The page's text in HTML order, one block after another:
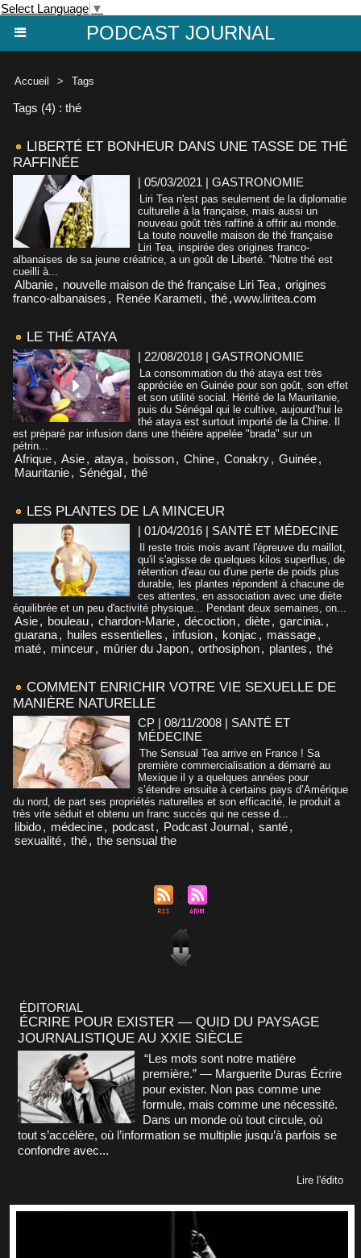
Select Language ▼
PODCAST JOURNAL
Accueil > Tags
Tags (4) : thé
LIBERTÉ ET BONHEUR DANS UNE TASSE DE THÉ
RAFFINÉE
| 05/03/2021 | GASTRONOMIE
Liri Tea n'est pas seulement de la diplomatie
culturelle à la française, mais aussi un
nouveau goût très raffiné à offrir au monde.
La toute nouvelle maison de thé française
Liri Tea, inspirée des origines franco-
albanaises de sa jeune créatrice, a un goût de Liberté. “Notre thé est
cueilli à...
Albanie, nouvelle maison de thé française Liri Tea, origines
franco-albanaises , Renée Karameti, thé,​www.liritea.com
LE THÉ ATAYA
| 22/08/2018 | GASTRONOMIE
La consommation du thé ataya est très
appréciée en Guinée pour son goût, son effet
et son utilité social. Hérité de la Mauritanie,
puis du Sénégal qui le cultive, aujourd’hui le
thé ataya est surtout importé de la Chine. Il
est préparé par infusion dans une théière appelée "brada" sur un
pétrin...
Afrique, Asie, ataya, boisson, Chine, Conakry, Guinée,
Mauritanie, Sénégal, thé
LES PLANTES DE LA MINCEUR
| 01/04/2016 | SANTÉ ET MÉDECINE
Il reste trois mois avant l'épreuve du maillot,
qu'il s'agisse de quelques kilos superflus, de
rétention d'eau ou d'une perte de poids plus
durable, les plantes répondent à chacune de
ces attentes, en association avec une diète
équilibrée et un peu d'activité physique... Pendant deux semaines, on...
Asie, bouleau, chardon-Marie, décoction, diète, garcinia. ,
guarana, huiles essentielles , infusion, konjac , massage,
maté, minceur, mûrier du Japon, orthosiphon, plantes , thé
COMMENT ENRICHIR VOTRE VIE SEXUELLE DE
MANIÈRE NATURELLE
CP | 08/11/2008 | SANTÉ ET
MÉDECINE
The Sensual Tea arrive en France ! Sa
première commercialisation a démarré au
Mexique il y a quelques années pour
s’étendre ensuite à certains pays d’Amérique
du nord, de part ses propriétés naturelles et son efficacité, le produit a
très vite séduit et obtenu un franc succès qui ne cesse d...
libido, médecine, podcast, Podcast Journal, santé,
sexualité, thé, the sensual the
ÉDITORIAL
ÉCRIRE POUR EXISTER — QUID DU PAYSAGE
JOURNALISTIQUE AU XXIE SIÈCLE
“Les mots sont notre matière
première.” — Marguerite Duras Écrire
pour exister. Non pas comme une
formule, mais comme une nécessité.
Dans un monde où tout circule, où
tout s’accélère, où l’information se multiplie jusqu’à parfois se
confondre avec...
Lire l'édito